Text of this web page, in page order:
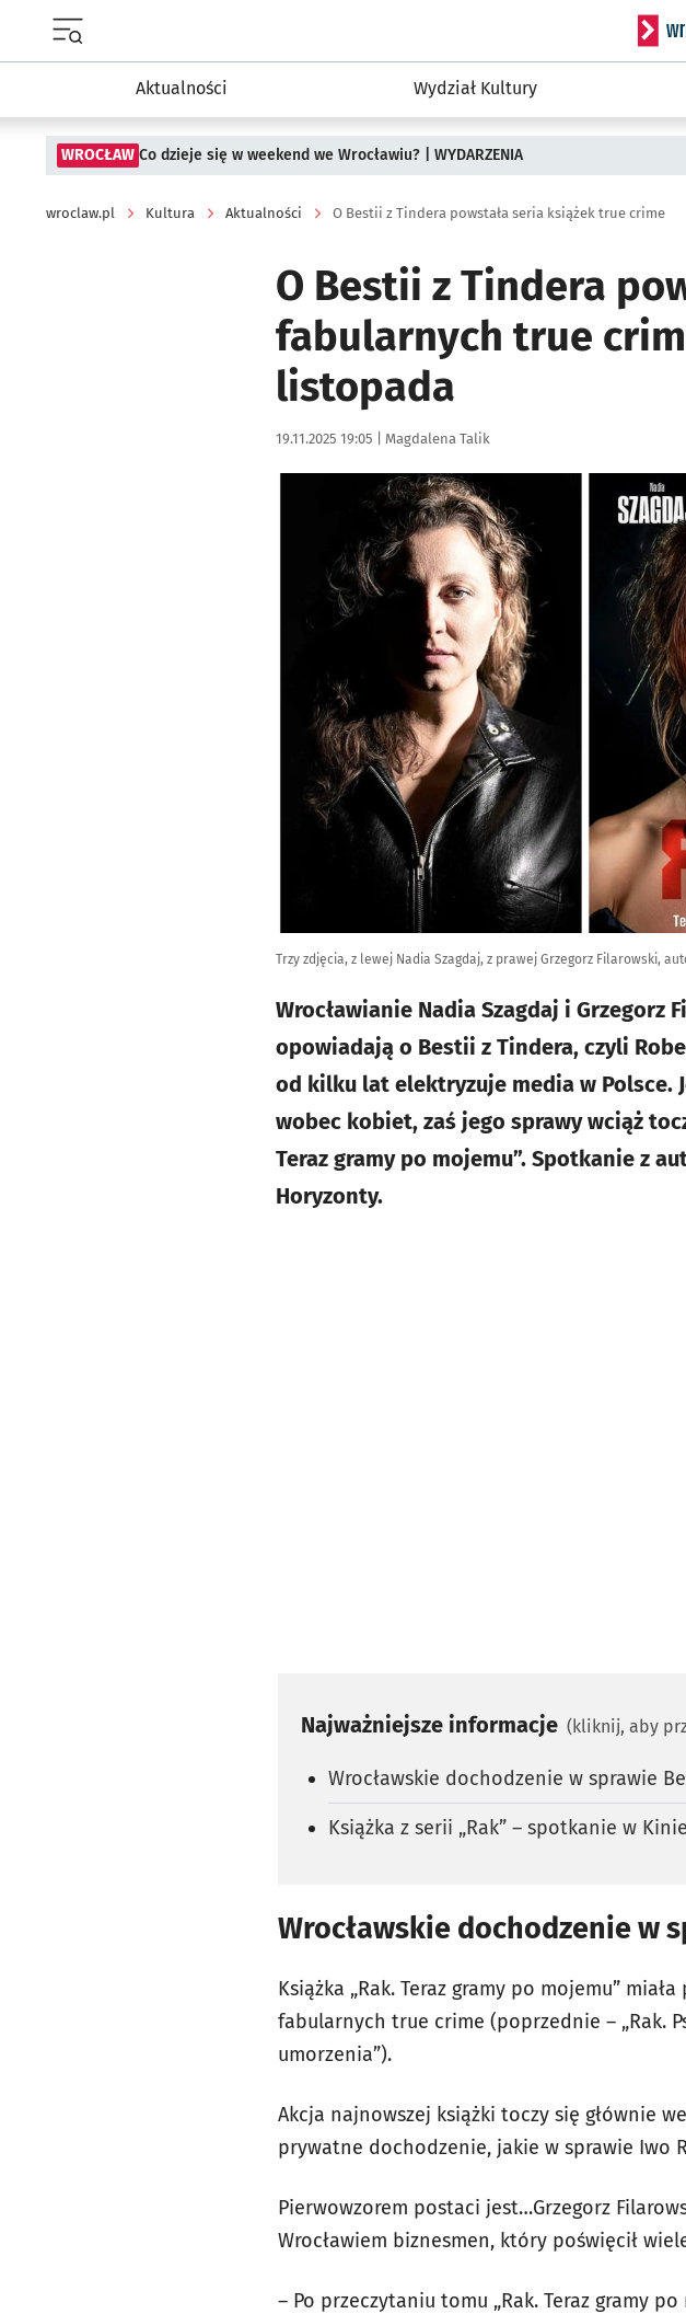
Aktualności Wydział Kultury
WROCŁAW Co dzieje się w weekend we Wrocławiu? | WYDARZENIA
wroclaw.pl Kultura Aktualności O Bestii z Tindera powstała seria książek true crime
O Bestii z Tindera
fabularnych true
listopada
Data publikacji:
19.11.2025 19:05 | Autor:
Magdalena Talik
Kliknij, aby powiększyć
Trzy zdjęcia, z lewej Nadia Szagdaj, z prawej Grzegorz Filarowski,
Wrocławianie Nadia Szagdaj i
opowiadają o Bestii z Tindera, czyli
od kilku lat elektryzuje media w Polsce.
wobec kobiet, zaś jego sprawy wciąż
Teraz gramy po mojemu”. Spotkanie z
Horyzonty.
Najważniejsze informacje (kliknij, aby
Wrocławskie dochodzenie w sprawie
Książka z serii „Rak” – spotkanie w
Wrocławskie dochodzenie w
Książka „Rak. Teraz gramy po mojemu”
fabularnych true crime (poprzednie – „Rak.
umorzenia”).
Akcja najnowszej książki toczy się głównie
prywatne dochodzenie, jakie w sprawie Iwo
Pierwowzorem postaci jest…Grzegorz
Wrocławiem biznesmen, który poświęcił
– Po przeczytaniu tomu „Rak. Teraz gramy